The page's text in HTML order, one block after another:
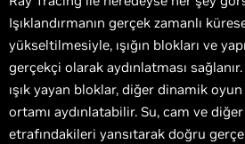
Işıklandırmanın gerçek zamanlı
yükseltilmesiyle, ışığın blokları ve
gerçekçi olarak aydınlatması
ışık yayan bloklar, diğer dinamik
ortamı aydınlatabilir. Su, cam ve diğer
etrafındakileri yansıtarak doğru